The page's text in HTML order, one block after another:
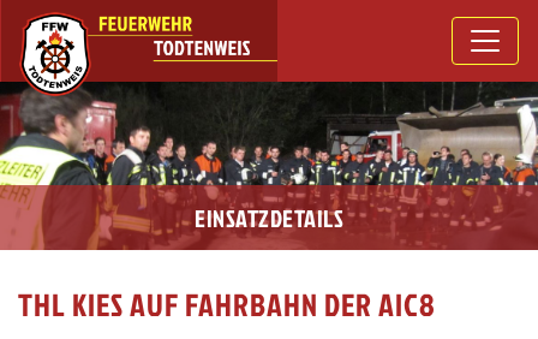
EINSATZDETAILS
THL KIES AUF FAHRBAHN DER AIC8